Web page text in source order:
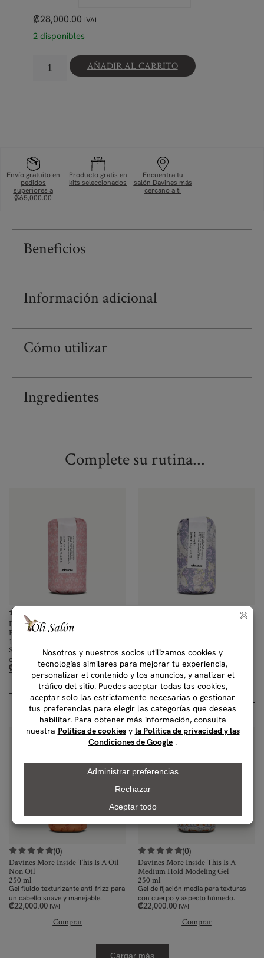
₡28,000.00 IVAI
2 disponibles
AÑADIR AL CARRITO
Envío gratuito en
pedidos
superiores a
₡65,000.00
Producto gratis en
kits seleccionados
Encuentra tu
salón Davines más
cercano a ti
Beneficios
Información adicional
Cómo utilizar
Ingredientes
Complete su rutina...
Davines More Inside This Is A Curl
Building Serum
100 ml, 250 ml
Sérum para cabello rizado y
ondulado definido y flexible
₡
14,000.00– ₡24,000.00 IVAI
Comprar
Textura transformadora de gel a
aceite, para rizos bien definidos e
hidratados.
₡22,000.00 IVAI
Comprar
(0)
Davines More Inside This Is A Oil
Non Oil
250 ml
Gel fluido texturizante anti-frizz para
un cabello suave y manejable.
₡22,000.00 IVAI
Comprar
(0)
Davines More Inside This Is A
Medium Hold Modeling Gel
250 ml
Gel de fijación media para texturas
con cuerpo y aspecto húmedo.
₡22,000.00 IVAI
Comprar
Cargar más